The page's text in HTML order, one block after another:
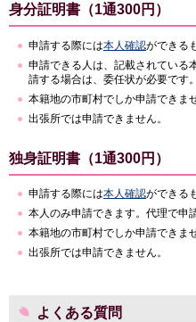
身分証明書（1通300円）
申請する際には本人確認ができる
申請できる人は、記載されている
請する場合は、委任状が必要です。
本籍地の市町村でしか申請できま
出張所では申請できません。
独身証明書（1通300円）
申請する際には本人確認ができる
本人のみ申請できます。代理で申
本籍地の市町村でしか申請できま
出張所では申請できません。
よくある質問